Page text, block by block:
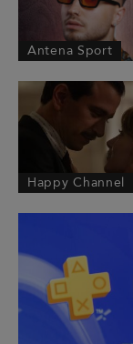
Antena Sport
Happy Channel